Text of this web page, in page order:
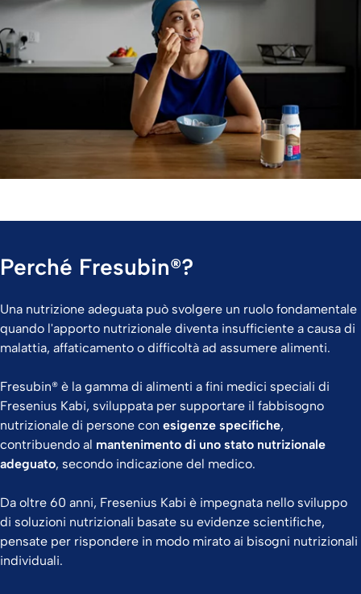
Perché Fresubin®?
Una nutrizione adeguata può svolgere un ruolo fondamentale
quando l'apporto nutrizionale diventa insufficiente a causa di
malattia, affaticamento o difficoltà ad assumere alimenti.
Fresubin® è la gamma di alimenti a fini medici speciali di
Fresenius Kabi, sviluppata per supportare il fabbisogno
nutrizionale di persone con esigenze specifiche,
contribuendo al mantenimento di uno stato nutrizionale
adeguato, secondo indicazione del medico.
Da oltre 60 anni, Fresenius Kabi è impegnata nello sviluppo
di soluzioni nutrizionali basate su evidenze scientifiche,
pensate per rispondere in modo mirato ai bisogni nutrizionali
individuali.